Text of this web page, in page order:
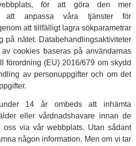
för att göra den mer
att anpassa våra tjänster för
att tillfälligt lagra sökparametrar
på nätet. Databehandlingsaktiviteter
cookies baseras på användarnas
förordning (EU) 2016/679 om skydd
av personuppgifter och om det
under 14 år ombeds att inhämta
eller vårdnadshavare innan de
oss via vår webbplats. Utan sådant
någon information. Men om vi tar